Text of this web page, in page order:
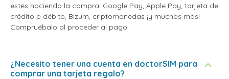
estés haciendo la compra: Google Pay, Apple Pay, tarjeta de
crédito o débito, Bizum, criptomonedas ¡y muchos más!
Compruébalo al proceder al pago.
¿Necesito tener una cuenta en doctorSIM para
comprar una tarjeta regalo?